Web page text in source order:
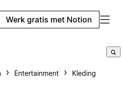
Werk gratis met Notion
Entertainment Kleding